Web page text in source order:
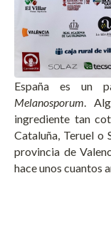
España es un
Melanosporum.
ingrediente tan
Cataluña, Teruel o
provincia de
hace unos cuantos